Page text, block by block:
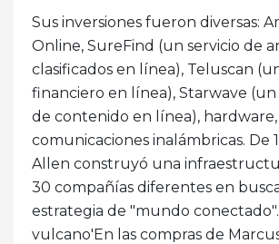
Sus inversiones fueron diversas:
Online, SureFind (un servicio de
clasificados en línea), Teluscan
financiero en línea), Starwave
de contenido en línea),
comunicaciones inalámbricas. De
Allen construyó una
30 compañías diferentes en
estrategia de "mundo
vulcano'En las compras de